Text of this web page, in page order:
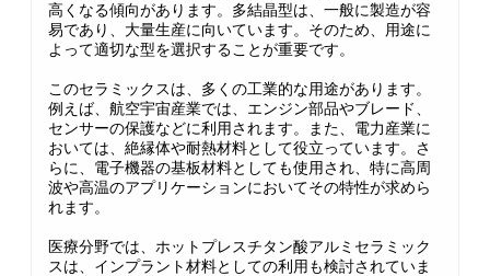
高くなる傾向があります。多結晶型は、一般に製造が容
易であり、大量生産に向いています。そのため、用途に
よって適切な型を選択することが重要です。
このセラミックスは、多くの工業的な用途があります。
例えば、航空宇宙産業では、エンジン部品やブレード、
センサーの保護などに利用されます。また、電力産業に
おいては、絶縁体や耐熱材料として役立っています。さ
らに、電子機器の基板材料としても使用され、特に高周
波や高温のアプリケーションにおいてその特性が求めら
れます。
医療分野では、ホットプレスチタン酸アルミセラミック
スは、インプラント材料としての利用も検討されていま